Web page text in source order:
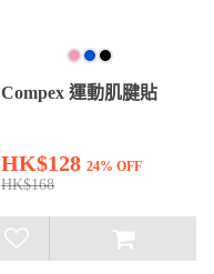
Compex 運動肌腱貼
HK$128 24% OFF
HK$168